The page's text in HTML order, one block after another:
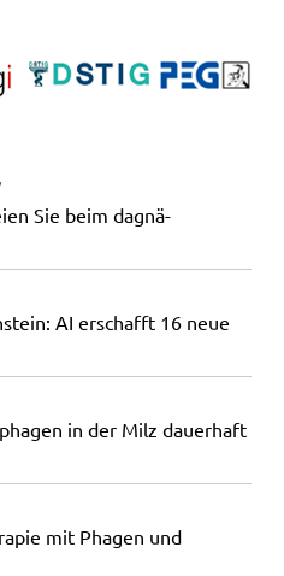
Sie beim dagnä-
AI erschafft 16 neue
in der Milz dauerhaft
mit Phagen und